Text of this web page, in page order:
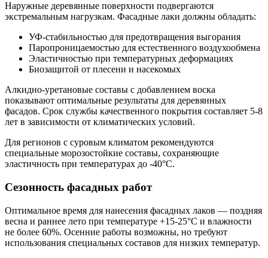
Наружные деревянные поверхности подвергаются
экстремальным нагрузкам. Фасадные лаки должны обладать:
УФ-стабильностью для предотвращения выгорания
Паропроницаемостью для естественного воздухообмена
Эластичностью при температурных деформациях
Биозащитой от плесени и насекомых
Алкидно-уретановые составы с добавлением воска
показывают оптимальные результаты для деревянных
фасадов. Срок службы качественного покрытия составляет 5-8
лет в зависимости от климатических условий.
Для регионов с суровым климатом рекомендуются
специальные морозостойкие составы, сохраняющие
эластичность при температурах до -40°C.
Сезонность фасадных работ
Оптимальное время для нанесения фасадных лаков — поздняя
весна и раннее лето при температуре +15-25°C и влажности
не более 60%. Осенние работы возможны, но требуют
использования специальных составов для низких температур.